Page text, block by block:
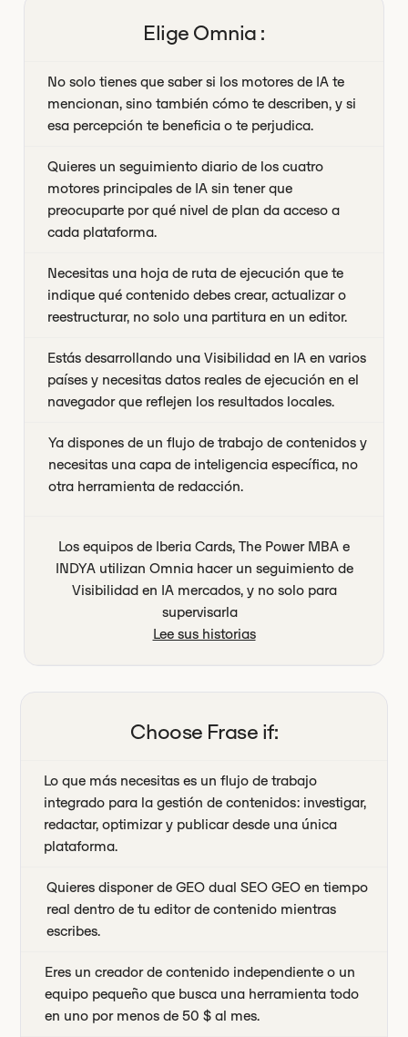
Elige Omnia :
No solo tienes que saber si los motores de IA te
mencionan, sino también cómo te describen, y si
esa percepción te beneficia o te perjudica.
Quieres un seguimiento diario de los cuatro
motores principales de IA sin tener que
preocuparte por qué nivel de plan da acceso a
cada plataforma.
Necesitas una hoja de ruta de ejecución que te
indique qué contenido debes crear, actualizar o
reestructurar, no solo una partitura en un editor.
Estás desarrollando una Visibilidad en IA en varios
países y necesitas datos reales de ejecución en el
navegador que reflejen los resultados locales.
Ya dispones de un flujo de trabajo de contenidos y
necesitas una capa de inteligencia específica, no
otra herramienta de redacción.
Los equipos de Iberia Cards, The Power MBA e
INDYA utilizan Omnia hacer un seguimiento de
Visibilidad en IA mercados, y no solo para
supervisarla
Lee sus historias
Choose Frase if:
Lo que más necesitas es un flujo de trabajo
integrado para la gestión de contenidos: investigar,
redactar, optimizar y publicar desde una única
plataforma.
Quieres disponer de GEO dual SEO GEO en tiempo
real dentro de tu editor de contenido mientras
escribes.
Eres un creador de contenido independiente o un
equipo pequeño que busca una herramienta todo
en uno por menos de 50 $ al mes.